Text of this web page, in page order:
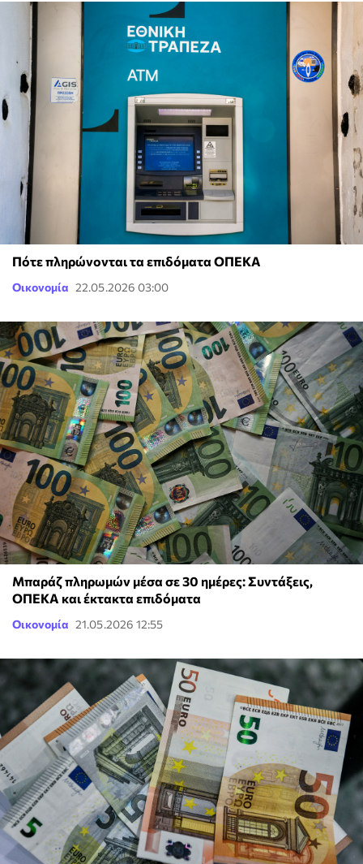
Πότε πληρώνονται τα επιδόματα ΟΠΕΚΑ
Οικονομία 22.05.2026 03:00
Μπαράζ πληρωμών μέσα σε 30 ημέρες: Συντάξεις,
ΟΠΕΚΑ και έκτακτα επιδόματα
Οικονομία 21.05.2026 12:55